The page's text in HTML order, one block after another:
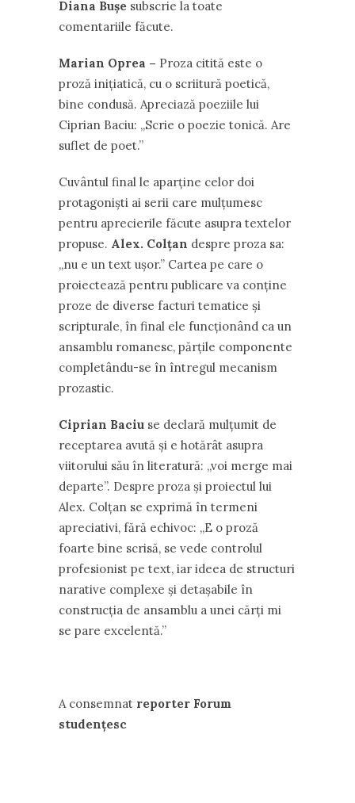
Diana Bușe subscrie la toate
comentariile făcute.
Marian Oprea – Proza citită este o
proză inițiatică, cu o scriitură poetică,
bine condusă. Apreciază poeziile lui
Ciprian Baciu: ,,Scrie o poezie tonică. Are
suflet de poet.”
Cuvântul final le aparține celor doi
protagoniști ai serii care mulțumesc
pentru aprecierile făcute asupra textelor
propuse. Alex. Colțan despre proza sa:
,,nu e un text ușor.” Cartea pe care o
proiectează pentru publicare va conține
proze de diverse facturi tematice și
scripturale, în final ele funcționând ca un
ansamblu romanesc, părțile componente
completându-se în întregul mecanism
prozastic.
Ciprian Baciu se declară mulțumit de
receptarea avută și e hotărât asupra
viitorului său în literatură: ,,voi merge mai
departe”. Despre proza și proiectul lui
Alex. Colțan se exprimă în termeni
apreciativi, fără echivoc: ,,E o proză
foarte bine scrisă, se vede controlul
profesionist pe text, iar ideea de structuri
narative complexe și detașabile în
construcția de ansamblu a unei cărți mi
se pare excelentă.”
A consemnat reporter Forum
studențesc